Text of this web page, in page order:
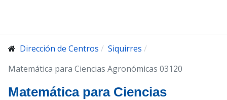
Dirección de Centros
Siquirres
Matemática para Ciencias Agronómicas 03120
Matemática para Ciencias